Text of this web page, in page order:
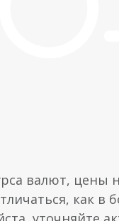
валют, цены
как в